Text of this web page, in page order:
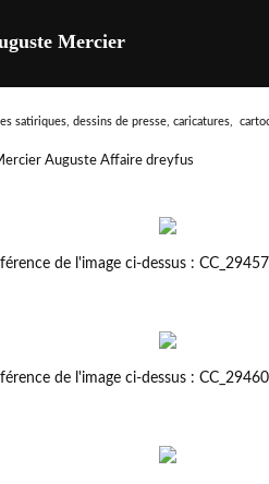
Mercier
satiriques, dessins de presse, caricatures,
Auguste Affaire dreyfus
de l'image ci-dessus :
de l'image ci-dessus :